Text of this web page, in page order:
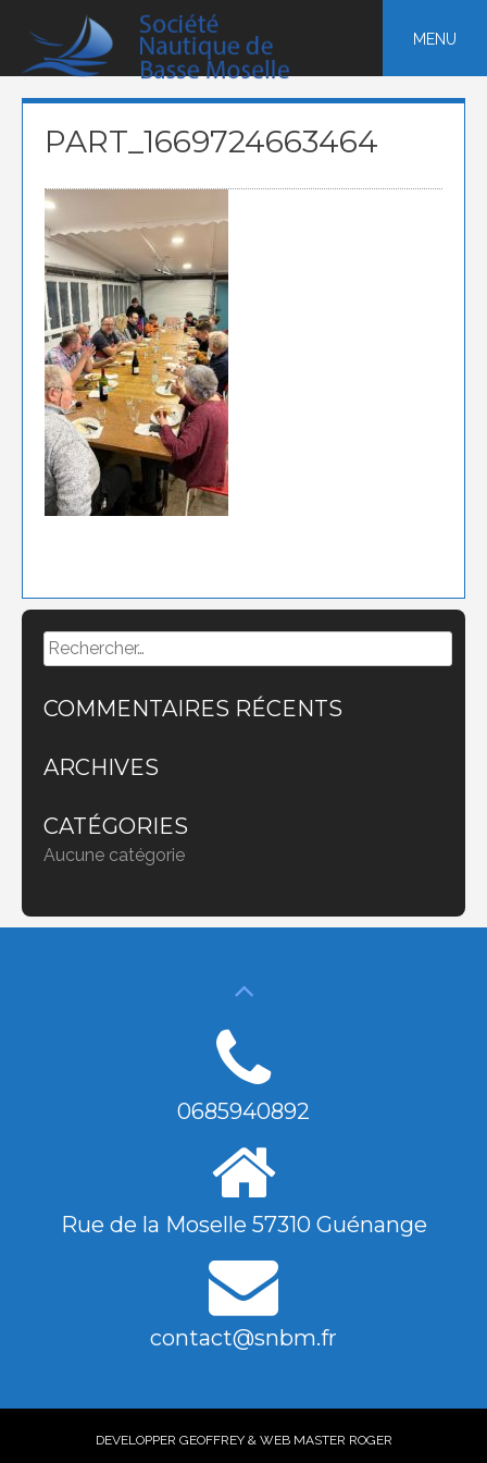
content
MENU
PART_1669724663464
Rechercher :
COMMENTAIRES RÉCENTS
ARCHIVES
CATÉGORIES
Aucune catégorie
0685940892
Rue de la Moselle 57310 Guénange
contact@snbm.fr
DEVELOPPER GEOFFREY & WEB MASTER ROGER